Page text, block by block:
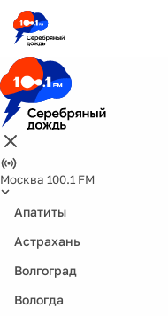
Москва 100.1 FM
Апатиты
Астрахань
Волгоград
Вологда